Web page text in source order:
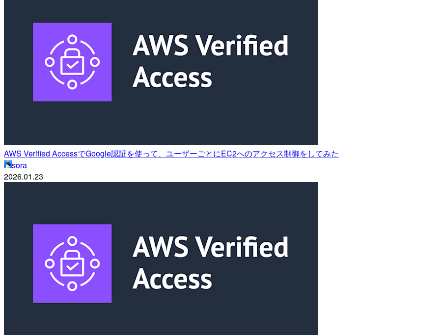
AWS Verified AccessでGoogle認証を使って、ユーザーごとにEC2へのアクセス制御をしてみた
sora
2026.01.23